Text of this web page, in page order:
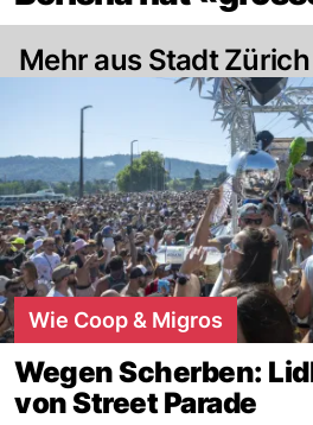
Mehr aus Stadt Zürich
Wie Coop & Migros
Wegen Scherben:
von Street Parade